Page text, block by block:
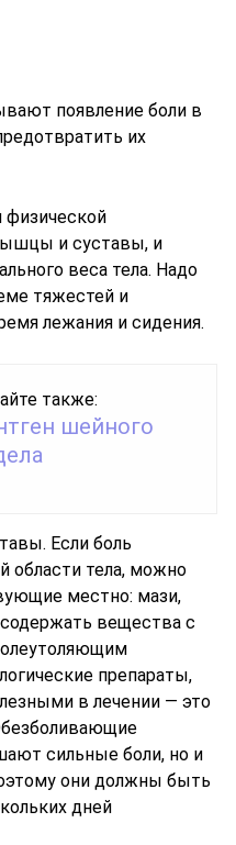
появление боли в
их
физической
и суставы, и
веса тела. Надо
тяжестей и
лежания и сидения.
также:
шейного
Если боль
области тела, можно
местно: мази,
вещества с
препараты,
в лечении — это
сильные боли, но и
они должны быть
дней